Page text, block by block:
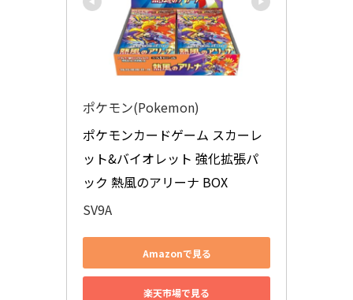
ポケモン(Pokemon)
ポケモンカードゲーム スカーレ
ット&バイオレット 強化拡張パ
ック 熱風のアリーナ BOX
SV9A
Amazonで見る
楽天市場で見る